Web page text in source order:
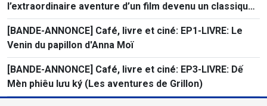
l’extraordinaire aventure d’un film devenu un classique
de l’animation française
[BANDE-ANNONCE] Café, livre et ciné: EP1-LIVRE: Le
Venin du papillon d'Anna Moï
[BANDE-ANNONCE] Café, livre et ciné: EP3-LIVRE: Dế
Mèn phiêu lưu ký (Les aventures de Grillon)